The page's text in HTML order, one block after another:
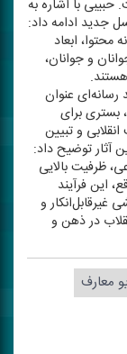
با اشاره به
جدید ادامه داد:
محتوا، ابعاد
و جوانان،
رسانه‌ای عنوان
بستری برای
و تبیین
آثار توضیح داد:
ظرفیت بالایی
این فرآیند
و
در ذهن و
معارف